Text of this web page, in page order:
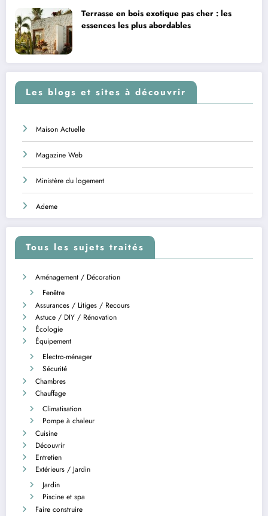
Terrasse en bois exotique pas cher : les
essences les plus abordables
Les blogs et sites à découvrir
Maison Actuelle
Magazine Web
Ministère du logement
Ademe
Tous les sujets traités
Aménagement / Décoration
Fenêtre
Assurances / Litiges / Recours
Astuce / DIY / Rénovation
Écologie
Équipement
Electro-ménager
Sécurité
Chambres
Chauffage
Climatisation
Pompe à chaleur
Cuisine
Découvrir
Entretien
Extérieurs / Jardin
Jardin
Piscine et spa
Faire construire